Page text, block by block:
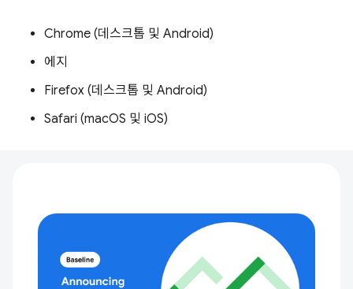
Chrome (데스크톱 및 Android)
에지
Firefox (데스크톱 및 Android)
Safari (macOS 및 iOS)